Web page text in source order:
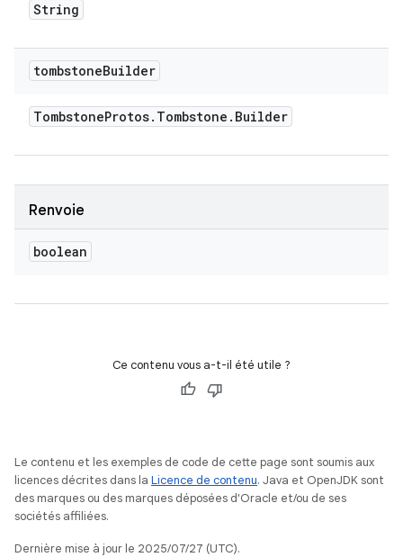
String
tombstoneBuilder
TombstoneProtos. Tombstone . Builder
Renvoie
boolean
Ce contenu vous a-t-il été utile ?
Le contenu et les exemples de code de cette page sont soumis aux
licences décrites dans la Licence de contenu. Java et OpenJDK sont
des marques ou des marques déposées d'Oracle et/ou de ses
sociétés affiliées.
Dernière mise à jour le 2025/07/27 (UTC).